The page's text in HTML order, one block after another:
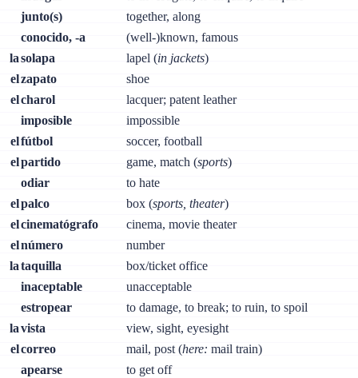
junto(s)
together, along
conocido, -a
(well-)known, famous
lasolapa lapel (in jackets)
elzapato
shoe
elcharol
lacquer; patent leather
imposible
impossible
elfútbol
soccer, football
elpartido game, match (sports)
odiar
to hate
elpalco box (sports, theater)
elcinematógrafo
cinema, movie theater
elnúmero
number
lataquilla
box/ticket office
inaceptable
unacceptable
estropear
to damage, to break; to ruin, to spoil
lavista
view, sight, eyesight
elcorreo mail, post (here: mail train)
apearse
to get off